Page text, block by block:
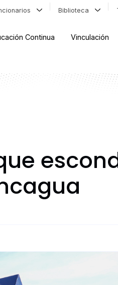
Biblioteca
Continua Vinculación